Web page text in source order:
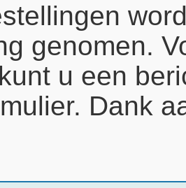
genomen.
u een
Dank